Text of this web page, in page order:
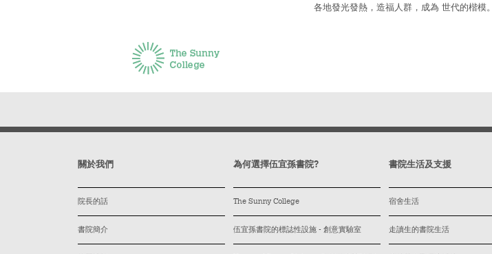
各地發光發熱，造福人群，成為 世代的楷模。
關於我們
院長的話
書院簡介
為何選擇伍宜孫書院?
The Sunny College
伍宜孫書院的標誌性設施 - 創意實驗室
書院生活及支援
宿舍生活
走讀生的書院生活